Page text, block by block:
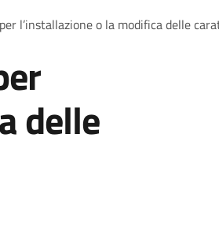
l’installazione o la modifica delle
delle